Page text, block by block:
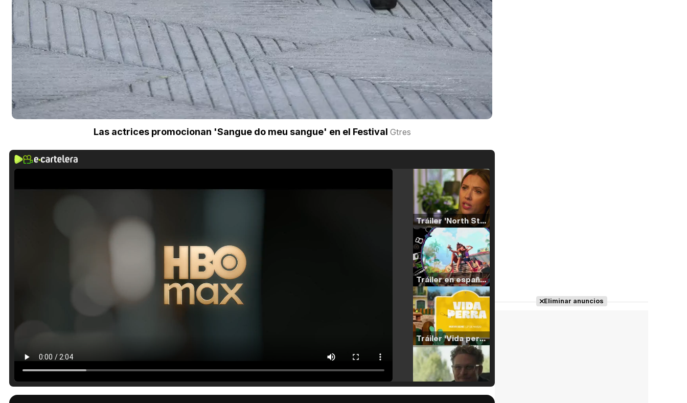
Las actrices promocionan 'Sangue do meu sangue' en el Festival Gtres
Tráiler 'North Star' (2023)
Tráiler en español de 'La isla olvidada'
Tráiler 'Vida perra' (2026)
Tráiler Oficial en VOSE 'The Audacity'
Eliminar anuncios